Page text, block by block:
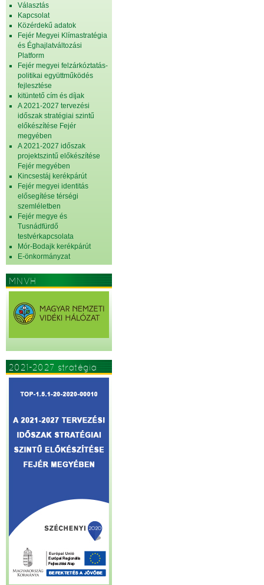
Választás
Kapcsolat
Közérdekű adatok
Fejér Megyei Klímastratégia
és Éghajlatváltozási
Platform
Fejér megyei felzárkóztatás-
politikai együttműködés
fejlesztése
kitüntető cím és díjak
A 2021-2027 tervezési
időszak stratégiai szintű
előkészítése Fejér
megyében
A 2021-2027 időszak
projektszintű előkészítése
Fejér megyében
Kincsestáj kerékpárút
Fejér megyei identitás
elősegítése térségi
szemléletben
Fejér megye és
Tusnádfürdő
testvérkapcsolata
Mór-Bodajk kerékpárút
E-önkormányzat
MNVH
2021-2027 stratégia